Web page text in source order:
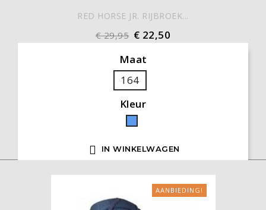
RED HORSE JR. RIJBROEK...
€ 29,95 € 22,50
Maat
164
Kleur
Blauw
 IN WINKELWAGEN
AANBIEDING!